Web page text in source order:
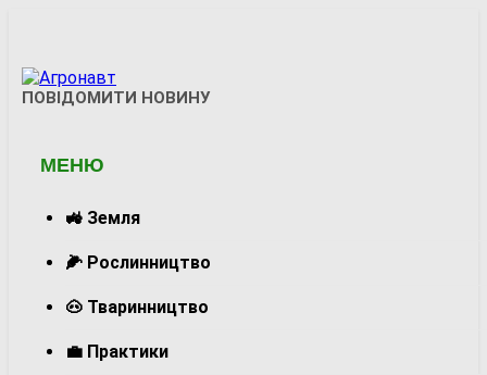
Агронавт
Новини Українського Агробізнесу
ПОВІДОМИТИ НОВИНУ
МЕНЮ
🚜 Земля
🌽 Рослинництво
🐽 Тваринництво
💼 Практики